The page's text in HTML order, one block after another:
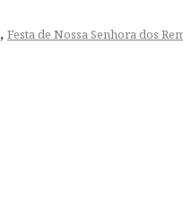
, Festa de Nossa Senhora dos